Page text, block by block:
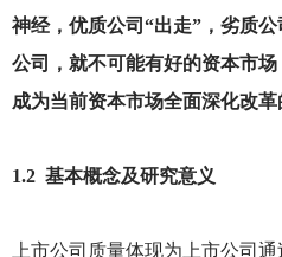
神经，优质公司“出走”，劣质
公司，就不可能有好的资本市
成为当前资本市场全面深化改革
1.2 基本概念及研究意义
上市公司质量体现为上市公司